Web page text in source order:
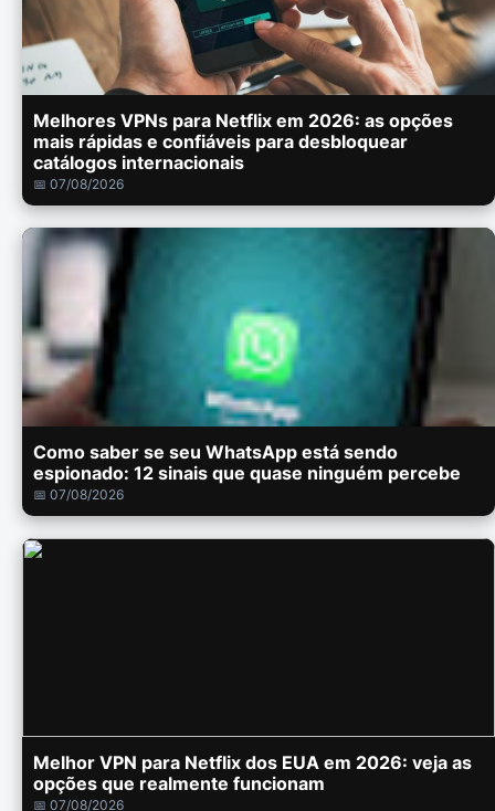
Melhores VPNs para Netflix em 2026: as opções
mais rápidas e confiáveis para desbloquear
catálogos internacionais
📅 07/08/2026
Como saber se seu WhatsApp está sendo
espionado: 12 sinais que quase ninguém percebe
📅 07/08/2026
Melhor VPN para Netflix dos EUA em 2026: veja as
opções que realmente funcionam
📅 07/08/2026